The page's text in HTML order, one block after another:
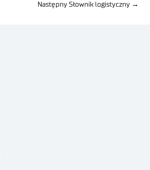
Następny Słownik logistyczny →